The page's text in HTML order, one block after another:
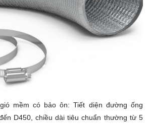
mềm có bảo ôn: Tiết diện đường ống
D450, chiều dài tiêu chuẩn thường từ 5